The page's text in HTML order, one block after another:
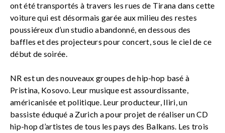
ont été transportés à travers les rues de Tirana dans cette
voiture qui est désormais garée aux milieu des restes
poussiéreux d’un studio abandonné, en dessous des
baffles et des projecteurs pour concert, sous le ciel de ce
début de soirée.
NR est un des nouveaux groupes de hip-hop basé à
Pristina, Kosovo. Leur musique est assourdissante,
américanisée et politique. Leur producteur, Iliri, un
bassiste éduqué a Zurich a pour projet de réaliser un CD
hip-hop d’artistes de tous les pays des Balkans. Les trois